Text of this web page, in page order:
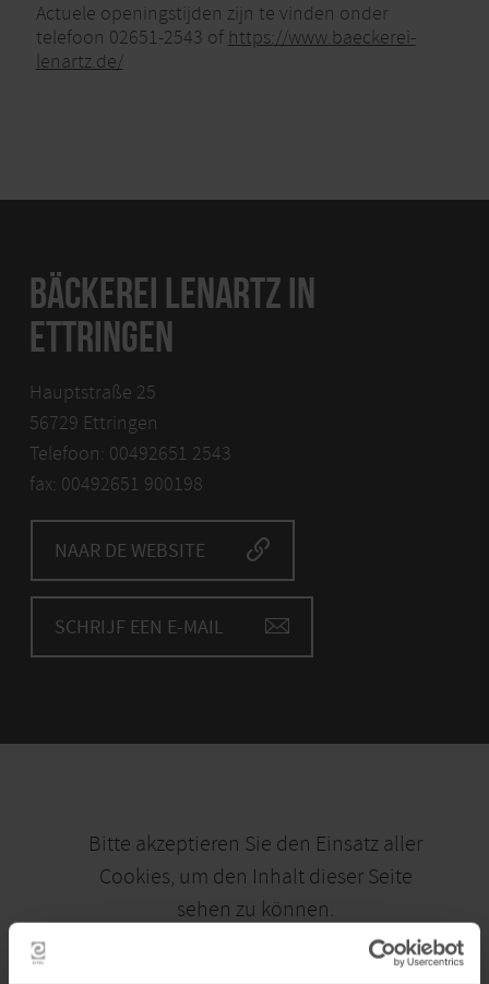
Actuele openingstijden zijn te vinden onder
telefoon 02651-2543 of https://www.baeckerei-
lenartz.de/
BÄCKEREI LENARTZ IN
ETTRINGEN
Hauptstraße 25
56729 Ettringen
Telefoon: 00492651 2543
fax: 00492651 900198
NAAR DE WEBSITE
SCHRIJF EEN E-MAIL
Bitte akzeptieren Sie den Einsatz aller
Cookies, um den Inhalt dieser Seite
sehen zu können.